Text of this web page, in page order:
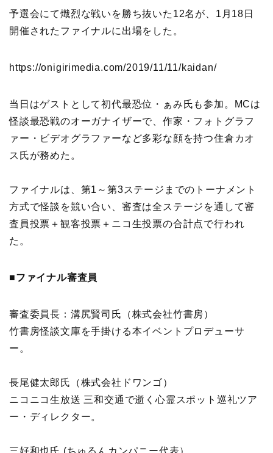
予選会にて熾烈な戦いを勝ち抜いた12名が、1月18日
開催されたファイナルに出場をした。
https://onigirimedia.com/2019/11/11/kaidan/
当日はゲストとして初代最恐位・ぁみ氏も参加。MCは
怪談最恐戦のオーガナイザーで、作家・フォトグラフ
ァー・ビデオグラファーなど多彩な顔を持つ住倉カオ
ス氏が務めた。
ファイナルは、第1～第3ステージまでのトーナメント
方式で怪談を競い合い、審査は全ステージを通して審
査員投票＋観客投票＋ニコ生投票の合計点で行われ
た。
■ファイナル審査員
審査委員長：溝尻賢司氏（株式会社竹書房）
竹書房怪談文庫を手掛ける本イベントプロデューサ
ー。
長尾健太郎氏（株式会社ドワンゴ）
ニコニコ生放送 三和交通で逝く心霊スポット巡礼ツア
ー・ディレクター。
三好和也氏 (ちゅるんカンパニー代表）